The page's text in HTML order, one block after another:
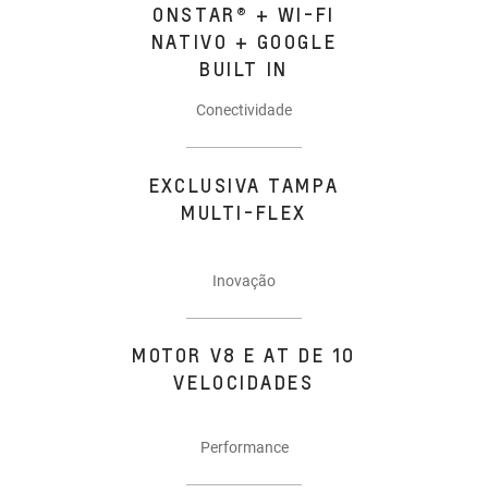
ONSTAR® + WI-FI
NATIVO + GOOGLE
BUILT IN
Conectividade
EXCLUSIVA TAMPA
MULTI-FLEX
Inovação
MOTOR V8 E AT DE 10
VELOCIDADES
Performance